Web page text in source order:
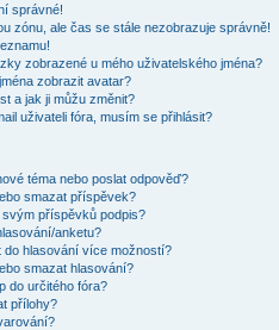
správné!
zónu, ale čas se stále nezobrazuje správně!
zobrazené u mého uživatelského jména?
zobrazit avatar?
a jak ji můžu změnit?
uživateli fóra, musím se přihlásit?
téma nebo poslat odpověď?
smazat příspěvek?
příspěvků podpis?
anketu?
do hlasování více možností?
smazat hlasování?
do určitého fóra?
přílohy?